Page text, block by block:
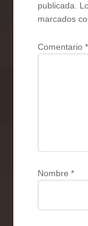
publicada.
marcados
Comentario*
Nombre*